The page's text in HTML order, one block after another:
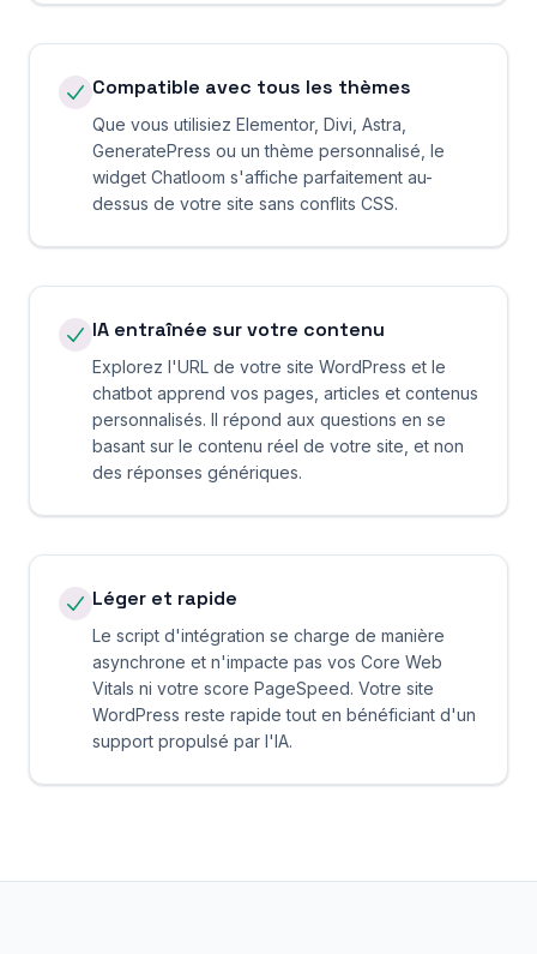
Compatible avec tous les thèmes
Que vous utilisiez Elementor, Divi, Astra,
GeneratePress ou un thème personnalisé, le
widget Chatloom s'affiche parfaitement au-
dessus de votre site sans conflits CSS.
IA entraînée sur votre contenu
Explorez l'URL de votre site WordPress et le
chatbot apprend vos pages, articles et contenus
personnalisés. Il répond aux questions en se
basant sur le contenu réel de votre site, et non
des réponses génériques.
Léger et rapide
Le script d'intégration se charge de manière
asynchrone et n'impacte pas vos Core Web
Vitals ni votre score PageSpeed. Votre site
WordPress reste rapide tout en bénéficiant d'un
support propulsé par l'IA.